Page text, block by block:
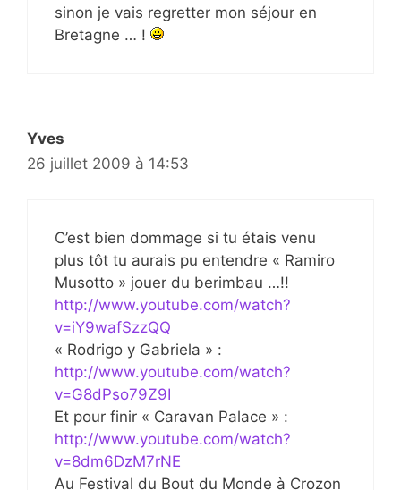
sinon je vais regretter mon séjour en
Bretagne … !
Yves
26 juillet 2009 à 14:53
C’est bien dommage si tu étais venu
plus tôt tu aurais pu entendre « Ramiro
Musotto » jouer du berimbau …!!
http://www.youtube.com/watch?
v=iY9wafSzzQQ
« Rodrigo y Gabriela » :
http://www.youtube.com/watch?
v=G8dPso79Z9I
Et pour finir « Caravan Palace » :
http://www.youtube.com/watch?
v=8dm6DzM7rNE
Au Festival du Bout du Monde à Crozon